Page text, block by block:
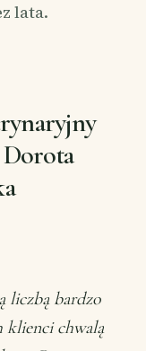
lata.
liczbą bardzo
chwalą